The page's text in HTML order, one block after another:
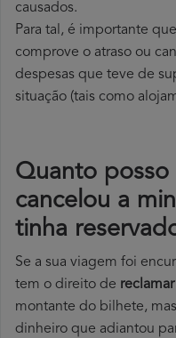
causados.
Para tal, é importante
comprove o atraso ou
despesas que teve de
situação (tais como
Quanto posso
cancelou a
tinha
Se a sua viagem foi
tem o direito de
montante do bilhete,
dinheiro que adiantou